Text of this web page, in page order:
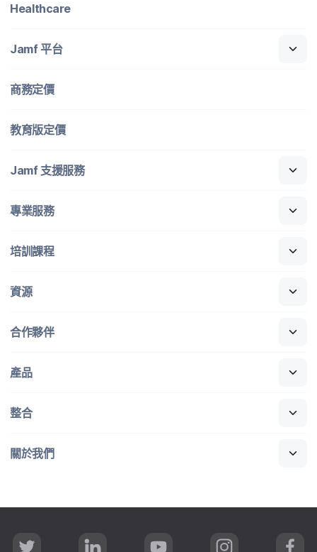
Healthcare
Jamf平​台
商務定​價
教育版定​價
Jamf 支援​服務
專業​服務
培訓​課程
資源
合作​夥伴
產品
整合
關於​我們
T L Y I F